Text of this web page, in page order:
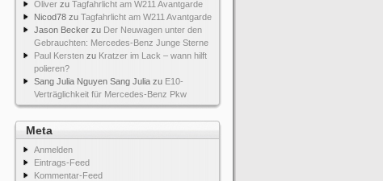
Oliver zu Tagfahrlicht am W211 Avantgarde
Nicod78 zu Tagfahrlicht am W211 Avantgarde
Jason Becker zu Der Neuwagen unter den
Gebrauchten: Mercedes-Benz Junge Sterne
Paul Kersten zu Kratzer im Lack – wann hilft
polieren?
Sang Julia Nguyen Sang Julia zu E10-
Verträglichkeit für Mercedes-Benz Pkw
Meta
Anmelden
Eintrags-Feed
Kommentar-Feed